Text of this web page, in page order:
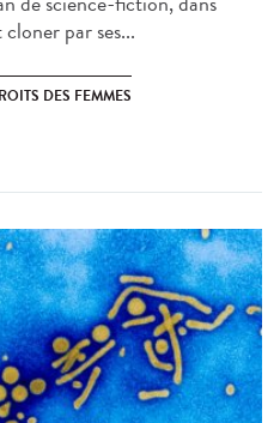
par ses...
DES FEMMES